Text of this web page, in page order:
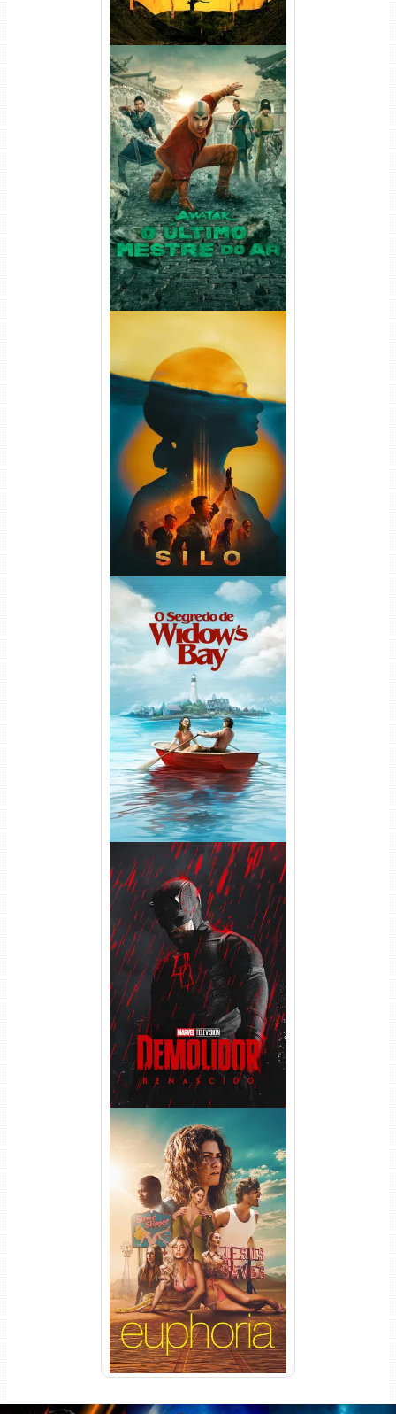
Avatar: O Último Mestre do
Ar 2ª Temporada Torrent
(2026) WEB-DL 1080p Dual
Áudio
Silo 2ª Temporada (2024)
WEB-DL 1080p Dual Áudio
O Segredo de Widow’s Bay
1ª Temporada Torrent (2026)
WEB-DL 1080p Dual Áudio
Demolidor: Renascido 2ª
Temporada (2026) WEB-DL
1080p Dual Áudio
Euphoria 3ª Temporada
Torrent (2026) WEB-DL 1080p
Dual Áudio